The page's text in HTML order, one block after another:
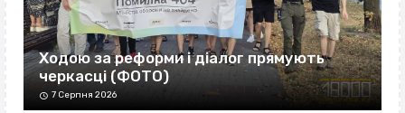
Ходою за реформи і діалог прямують
черкасці (ФОТО)
7 Серпня 2026